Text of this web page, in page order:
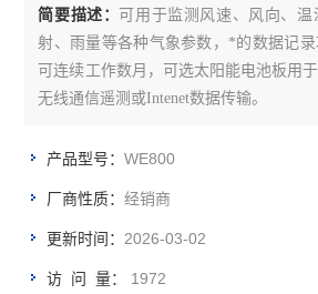
余氯总氯测定仪
水质多参数测定仪
ph测定仪
光度计
盐浓度测定仪
简要描述：
可用于监测风速、风向、
射、雨量等各种气象参数，*的数据记
可连续工作数月，可选太阳能电池板用
无线通信遥测或Intenet数据传输。
产品型号：WE800
厂商性质：经销商
更新时间：2026-03-02
访 问 量： 1972